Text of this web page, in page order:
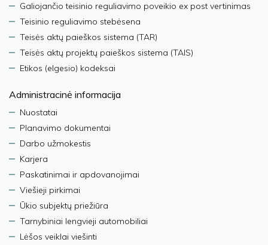
Galiojančio teisinio reguliavimo poveikio ex post vertinimas
Teisinio reguliavimo stebėsena
Teisės aktų paieškos sistema (TAR)
Teisės aktų projektų paieškos sistema (TAIS)
Etikos (elgesio) kodeksai
Administracinė informacija
Nuostatai
Planavimo dokumentai
Darbo užmokestis
Karjera
Paskatinimai ir apdovanojimai
Viešieji pirkimai
Ūkio subjektų priežiūra
Tarnybiniai lengvieji automobiliai
Lėšos veiklai viešinti